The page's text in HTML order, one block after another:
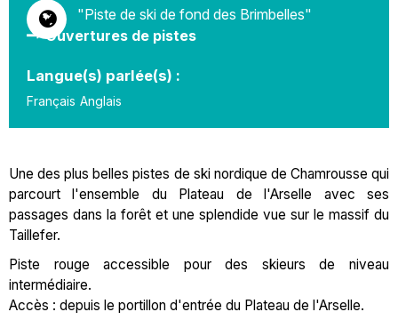
"Piste de ski de fond des Brimbelles"
Ouvertures de pistes
Langue(s) parlée(s) :
Français Anglais
Une des plus belles pistes de ski nordique de Chamrousse qui
parcourt l'ensemble du Plateau de l'Arselle avec ses
passages dans la forêt et une splendide vue sur le massif du
Taillefer.
Piste rouge accessible pour des skieurs de niveau
intermédiaire.
Accès : depuis le portillon d'entrée du Plateau de l'Arselle.